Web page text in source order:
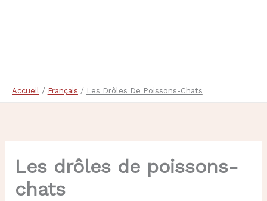
Accueil Français Les Drôles De Poissons-Chats
Les drôles de poissons-
chats